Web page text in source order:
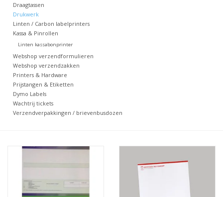
Draagtassen
Drukwerk
Linten / Carbon labelprinters
Kassa & Pinrollen
Linten kassabonprinter
Webshop verzendformulieren
Webshop verzendzakken
Printers & Hardware
Prijstangen & Etiketten
Dymo Labels
Wachtrij tickets
Verzendverpakkingen / brievenbusdozen